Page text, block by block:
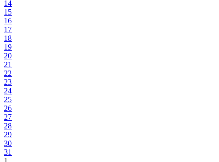
14
15
16
17
18
19
20
21
22
23
24
25
26
27
28
29
30
31